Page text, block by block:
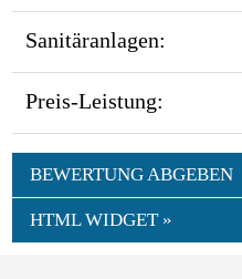
Sanitäranlagen:
Preis-Leistung:
BEWERTUNG ABGEBEN
HTML WIDGET »